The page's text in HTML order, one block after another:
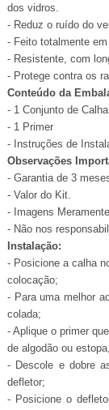
dos vidros.
- Reduz o ruído do
- Feito totalmente em
- Resistente, com
- Protege contra os
Conteúdo da
- 1 Conjunto de
- 1 Primer
- Instruções de
Observações
- Garantia de 3
- Valor do Kit.
- Imagens
- Não nos
Instalação:
- Posicione a calha
colocação;
- Para uma melhor
colada;
- Aplique o primer
de algodão ou
- Descole e dobre
defletor;
- Posicione o